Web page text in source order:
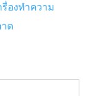
รื่องทำความ
ด